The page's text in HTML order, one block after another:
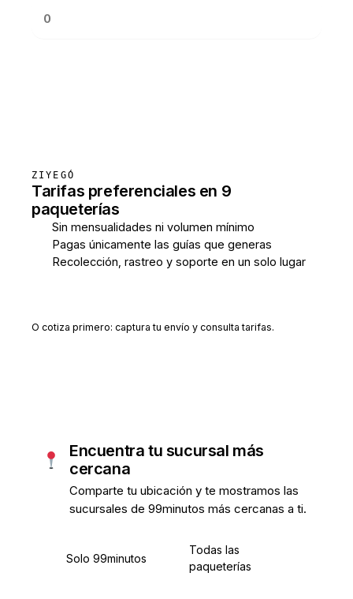
ZIYEGÓ
Tarifas preferenciales en 9
paqueterías
Sin mensualidades ni volumen mínimo
Pagas únicamente las guías que generas
Recolección, rastreo y soporte en un solo lugar
O cotiza primero: captura tu envío y consulta tarifas.
Encuentra tu sucursal más
cercana
Comparte tu ubicación y te mostramos las
sucursales de 99minutos más cercanas a ti.
Solo 99minutos
Todas las
paqueterías